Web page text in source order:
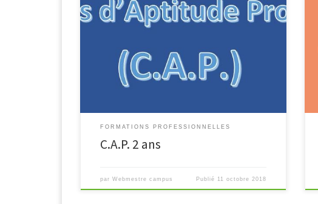
C.A.P. Maintenance des matériels Matériels Agricoles
Matériels d’Espaces Verts Matériels Agricoles Voir le
descriptif de la formation Matériels de Construction
et de Manutention Voir […]
FORMATIONS PROFESSIONNELLES
C.A.P. 2 ans
par Webmestre campus Publié 11 octobre 2018